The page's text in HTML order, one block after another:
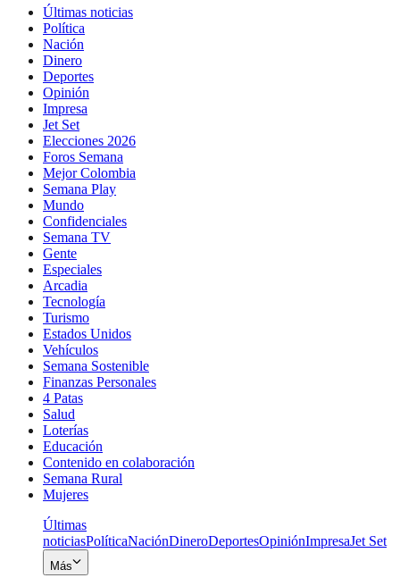
Últimas noticias
Política
Nación
Dinero
Deportes
Opinión
Impresa
Jet Set
Elecciones 2026
Foros Semana
Mejor Colombia
Semana Play
Mundo
Confidenciales
Semana TV
Gente
Especiales
Arcadia
Tecnología
Turismo
Estados Unidos
Vehículos
Semana Sostenible
Finanzas Personales
4 Patas
Salud
Loterías
Educación
Contenido en colaboración
Semana Rural
Mujeres
Últimas
noticiasPolíticaNaciónDineroDeportesOpiniónImpresaJet Set
Más